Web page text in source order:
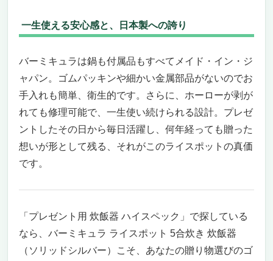
一生使える安心感と、日本製への誇り
バーミキュラは鍋も付属品もすべてメイド・イン・ジ
ャパン。ゴムパッキンや細かい金属部品がないのでお
手入れも簡単、衛生的です。さらに、ホーローが剥が
れても修理可能で、一生使い続けられる設計。プレゼ
ントしたその日から毎日活躍し、何年経っても贈った
想いが形として残る、それがこのライスポットの真価
です。
「プレゼント用 炊飯器 ハイスペック」で探している
なら、バーミキュラ ライスポット 5合炊き 炊飯器
（ソリッドシルバー）こそ、あなたの贈り物選びのゴ